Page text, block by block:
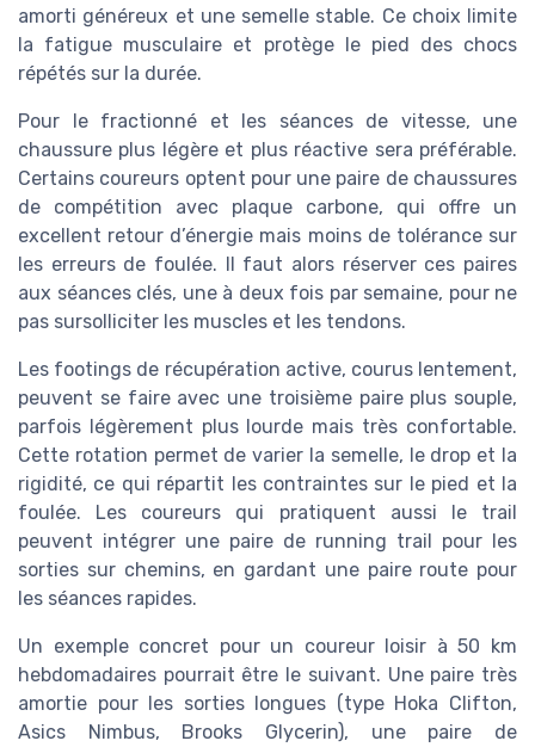
amorti généreux et une semelle stable. Ce choix limite
la fatigue musculaire et protège le pied des chocs
répétés sur la durée.
Pour le fractionné et les séances de vitesse, une
chaussure plus légère et plus réactive sera préférable.
Certains coureurs optent pour une paire de chaussures
de compétition avec plaque carbone, qui offre un
excellent retour d’énergie mais moins de tolérance sur
les erreurs de foulée. Il faut alors réserver ces paires
aux séances clés, une à deux fois par semaine, pour ne
pas sursolliciter les muscles et les tendons.
Les footings de récupération active, courus lentement,
peuvent se faire avec une troisième paire plus souple,
parfois légèrement plus lourde mais très confortable.
Cette rotation permet de varier la semelle, le drop et la
rigidité, ce qui répartit les contraintes sur le pied et la
foulée. Les coureurs qui pratiquent aussi le trail
peuvent intégrer une paire de running trail pour les
sorties sur chemins, en gardant une paire route pour
les séances rapides.
Un exemple concret pour un coureur loisir à 50 km
hebdomadaires pourrait être le suivant. Une paire très
amortie pour les sorties longues (type Hoka Clifton,
Asics Nimbus, Brooks Glycerin), une paire de